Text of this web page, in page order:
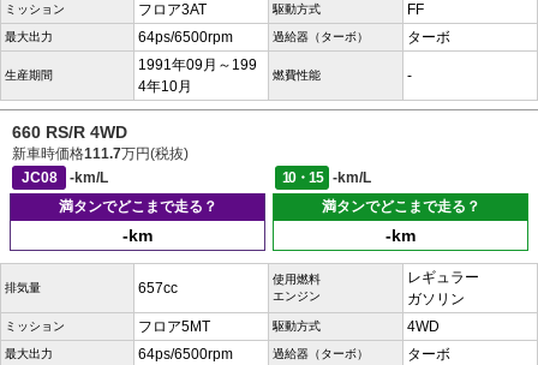
ミッション フロア3AT 駆動方式 FF
最大出力 64ps/6500rpm 過給器（ターボ） ターボ
生産期間
1991年09月～199
4年10月
燃費性能 -
660 RS/R 4WD
新車時価格111.7万円(税抜)
JC08
-km/L 10・15
-km/L
満タンでどこまで走る？
-km
満タンでどこまで走る？
-km
排気量 657cc
使用燃料
エンジン
レギュラー
ガソリン
ミッション フロア5MT 駆動方式 4WD
最大出力 64ps/6500rpm 過給器（ターボ） ターボ